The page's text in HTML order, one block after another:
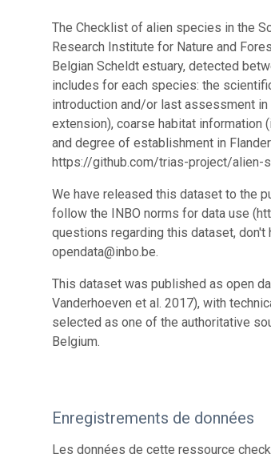
The Checklist of alien species in the
Research Institute for Nature and
Belgian Scheldt estuary, detected
includes for each species: the
introduction and/or last assessment
extension), coarse habitat information
and degree of establishment in
https://github.com/trias-project/alien-
We have released this dataset to the
follow the INBO norms for data use
questions regarding this dataset,
opendata@inbo.be.
This dataset was published as open
Vanderhoeven et al. 2017), with
selected as one of the authoritative
Belgium.
Enregistrements de données
Les données de cette ressource